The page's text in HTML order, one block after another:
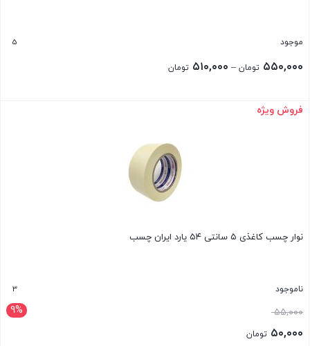
موجود 5
۵۵۰,۰۰۰ تومان – ۵۱۰,۰۰۰ تومان
۵۵۰,۰۰۰ تومان
بستن
فروش ویژه
نوار چسب کاغذی ۵ سانتی ۵۴ یارد ایران چسب
ناموجود 3
9% ۵۵,۰۰۰قیمت
اصلی:۵۰,۰۰۰ تومان